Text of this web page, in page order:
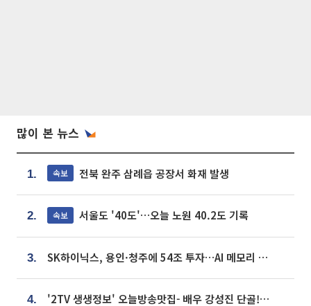
많이 본 뉴스
1. 속보 전북 완주 삼례읍 공장서 화재 발생
2. 속보 서울도 '40도'…오늘 노원 40.2도 기록
3. SK하이닉스, 용인·청주에 54조 투자…AI 메모리 생산기지 키운다
4. '2TV 생생정보' 오늘방송맛집- 배우 강성진 단골! 쌀국수ㆍ푸팟퐁 커리 맛집 '블○○○'